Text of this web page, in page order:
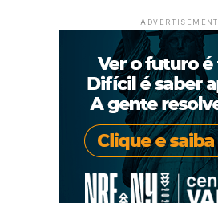
ADVERTISEMENT